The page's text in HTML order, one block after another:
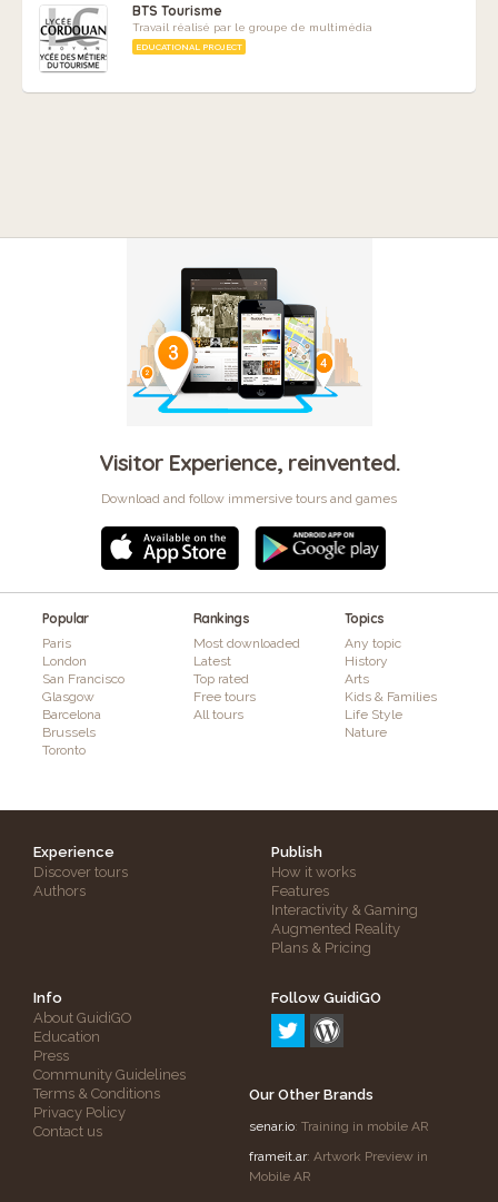
BTS Tourisme
Travail réalisé par le groupe de multimédia
EDUCATIONAL PROJECT
Visitor Experience, reinvented.
Download and follow immersive tours and games
Popular
Paris
London
San Francisco
Glasgow
Barcelona
Brussels
Toronto
Rankings
Most downloaded
Latest
Top rated
Free tours
All tours
Topics
Any topic
History
Arts
Kids & Families
Life Style
Nature
Experience
Discover tours
Authors
Publish
How it works
Features
Interactivity & Gaming
Augmented Reality
Plans & Pricing
Info
About GuidiGO
Education
Press
Community Guidelines
Terms & Conditions
Privacy Policy
Contact us
Follow GuidiGO
Our Other Brands
senar.io: Training in mobile AR
frameit.ar: Artwork Preview in
Mobile AR